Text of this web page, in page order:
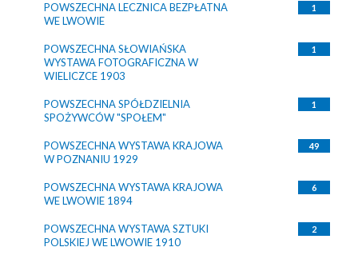
POWSZECHNA LECZNICA BEZPŁATNA
WE LWOWIE
1
POWSZECHNA SŁOWIAŃSKA
WYSTAWA FOTOGRAFICZNA W
WIELICZCE 1903
1
POWSZECHNA SPÓŁDZIELNIA
SPOŻYWCÓW "SPOŁEM"
1
POWSZECHNA WYSTAWA KRAJOWA
W POZNANIU 1929
49
POWSZECHNA WYSTAWA KRAJOWA
WE LWOWIE 1894
6
POWSZECHNA WYSTAWA SZTUKI
POLSKIEJ WE LWOWIE 1910
2